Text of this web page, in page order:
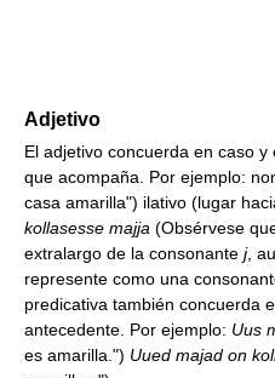
Adjetivo
El adjetivo concuerda en caso
que acompaña. Por ejemplo:
casa amarilla") ilativo (lugar
kollasesse majja (Obsérvese
extralargo de la consonante j,
represente como una
predicativa también concuerda
antecedente. Por ejemplo: Uus
es amarilla.") Uued majad on